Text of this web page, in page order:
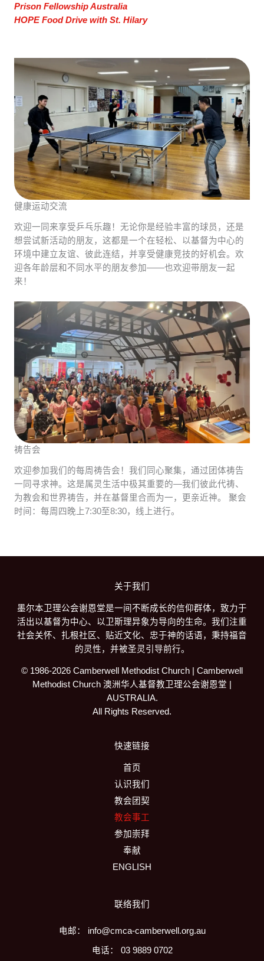
Prison Fellowship Australia
HOPE Food Drive with St. Hilary
健康运动交流
欢迎一同来享受乒乓乐趣！无论你是经验丰富的球员，还是
想尝试新活动的朋友，这都是一个在轻松、以基督为中心的
环境中建立友谊、彼此连结，并享受健康竞技的好机会。欢
迎各年龄层和不同水平的朋友参加——也欢迎带朋友一起
来！
祷告会
欢迎参加我们的每周祷告会！我们同心聚集，通过团体祷告
一同寻求神。这是属灵生活中极其重要的—我们彼此代祷、
为教会和世界祷告，并在基督里合而为一，更亲近神。 聚会
时间：每周四晚上7:30至8:30，线上进行。
关于我们
墨尔本卫理公会谢恩堂是一间不断成长的信仰群体，致力于
活出以基督为中心、以卫斯理异象为导向的生命。我们注重
社会关怀、扎根社区、贴近文化、忠于神的话语，秉持福音
的灵性，并被圣灵引导前行。
© 1986-2026 Camberwell Methodist Church | Camberwell
Methodist Church 澳洲华人基督教卫理公会谢恩堂 |
AUSTRALIA.
All Rights Reserved.
快速链接
首页
认识我们
教会团契
教会事工
参加崇拜
奉献
ENGLISH
联络我们
电邮： info@cmca-camberwell.org.au
电话： 03 9889 0702